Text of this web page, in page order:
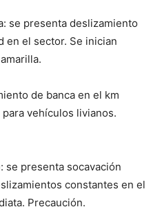
se presenta deslizamiento
en el sector. Se inician
de banca en el km
vehículos livianos.
se presenta socavación
constantes en el
Precaución.